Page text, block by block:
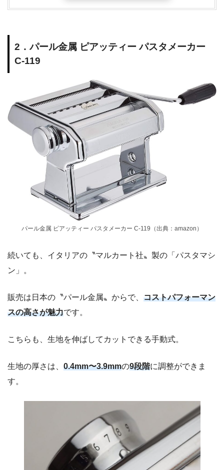
2．パール金属 ピアッティー パスタメーカー
C-119
パール金属 ピアッティー パスタメーカー C-119（出典：amazon）
続いても、イタリアの〝マルカート社〟製の「パスタマシ
ン」。
販売は日本の〝パール金属〟からで、 コストパフォーマン
スの高さが魅力です。
こちらも、生地を伸ばしてカットできる手動式。
生地の厚さは、 0.4mm〜3.9mmの9段階に調整ができま
す。